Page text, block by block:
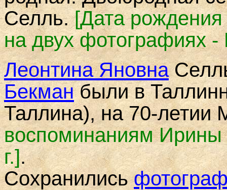
Селль.[Дата
на двух фотографиях
Леонтина Яновна
Бекманбыли в
Таллина), на 70-летии
воспоминаниям Ирины
г.].
Сохранились